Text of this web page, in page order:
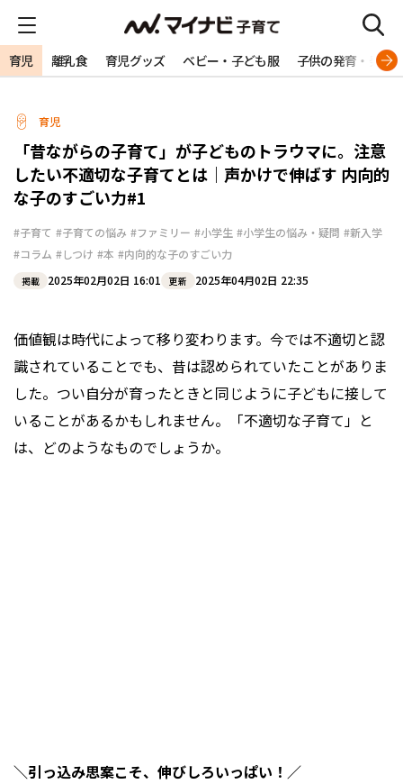
育児 離乳食 育児グッズ ベビー・子ども服 子供の発育・発達
育児
「昔ながらの子育て」が子どものトラウマに。注意
したい不適切な子育てとは｜声かけで伸ばす 内向的
な子のすごい力#1
#子育て #子育ての悩み #ファミリー #小学生 #小学生の悩み・疑問 #新入学
#コラム #しつけ #本 #内向的な子のすごい力
掲載 2025年02月02日 16:01 更新 2025年04月02日 22:35
価値観は時代によって移り変わります。今では不適切と認
識されていることでも、昔は認められていたことがありま
した。つい自分が育ったときと同じように子どもに接して
いることがあるかもしれません。「不適切な子育て」と
は、どのようなものでしょうか。
＼引っ込み思案こそ、伸びしろいっぱい！／